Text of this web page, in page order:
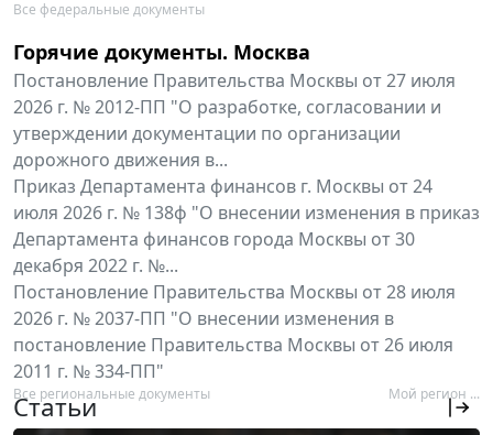
Все федеральные документы
Горячие документы. Москва
Постановление Правительства Москвы от 27 июля
2026 г. № 2012-ПП "О разработке, согласовании и
утверждении документации по организации
дорожного движения в...
Приказ Департамента финансов г. Москвы от 24
июля 2026 г. № 138ф "О внесении изменения в приказ
Департамента финансов города Москвы от 30
декабря 2022 г. №...
Постановление Правительства Москвы от 28 июля
2026 г. № 2037-ПП "О внесении изменения в
постановление Правительства Москвы от 26 июля
2011 г. № 334-ПП"
Все региональные документы Мой регион ...
Статьи